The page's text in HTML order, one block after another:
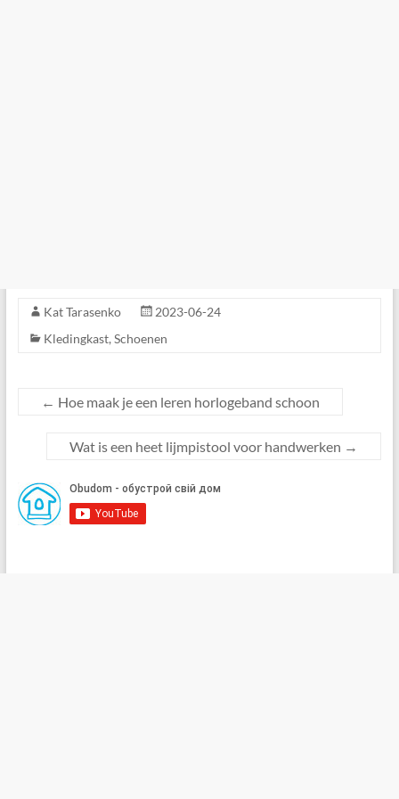
Kat Tarasenko
2023-06-24
Kledingkast, Schoenen
← Hoe maak je een leren horlogeband schoon
Wat is een heet lijmpistool voor handwerken →